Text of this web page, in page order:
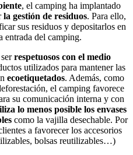
, el camping ha implantado
la gestión de residuos. Para ello,
sus residuos y depositarlos en
entrada del camping.
respetuosos con el medio
utilizados para mantener las
ecoetiquetados. Además, como
el camping favorece
su comunicación interna y con
lo menos posible los envases
como la vajilla desechable. Por
a favorecer los accesorios
bolsas reutilizables…)